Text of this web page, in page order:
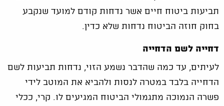
תביעות ביטוח חיים אשר נדחות קודם למועד שנקבע
בחוק חוזה הביטוח נדחות שלא כדין.
דחייה לשם הדחייה
לעיתים, עד כמה שהדבר נשמע הזוי, נדחות תביעות לשם
הדחייה בלבד במטרה לנסות ולהביא את המוטב לידי
פשרה הנמוכה מתגמולי הביטוח המגיעים לו. קרי, ככלי